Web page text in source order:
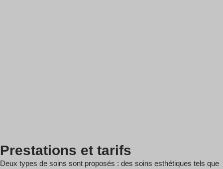
Prestations et tarifs
Deux types de soins sont proposés : des soins esthétiques tels que